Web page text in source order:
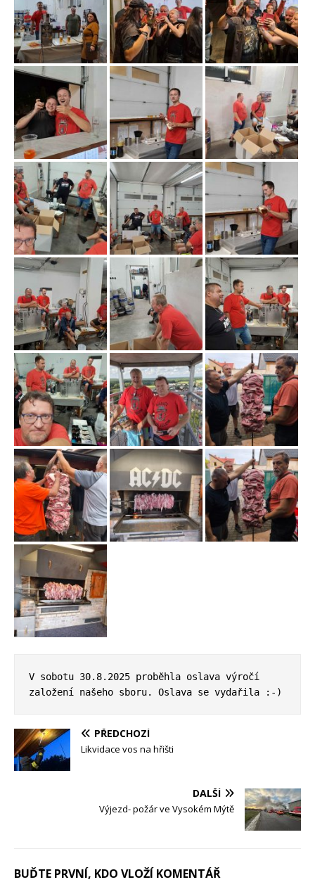
V sobotu 30.8.2025 proběhla oslava výročí
založení našeho sboru. Oslava se vydařila :-)
PŘEDCHOZÍ
Likvidace vos na hřišti
DALŠÍ
Výjezd- požár ve Vysokém Mýtě
BUĎTE PRVNÍ, KDO VLOŽÍ KOMENTÁŘ